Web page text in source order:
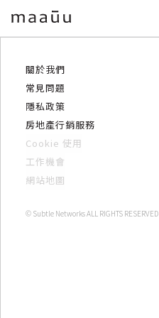
關於我們
常見問題
隱私政策
房地產行銷服務
Cookie 使用
工作機會
網站地圖
© Subtle Networks ALL RIGHTS RESERVED